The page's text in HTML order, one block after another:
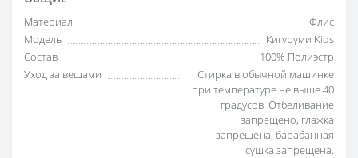
Материал
Флис
Модель
Кигуруми Kids
Состав
100% Полиэстр
Уход за вещами
Стирка в обычной машинке
при температуре не выше 40
градусов. Отбеливание
запрещено, глажка
запрещена, барабанная
сушка запрещена.